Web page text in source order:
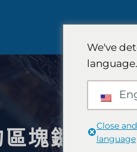
塊鏈機遇
We've
Close
language